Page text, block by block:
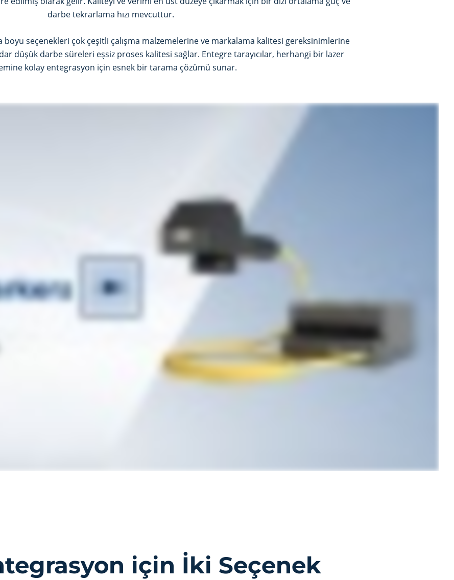
darbe tekrarlama hızı mevcuttur.
boyu seçenekleri çok çeşitli çalışma malzemelerine ve markalama kalitesi gereksinimlerine
düşük darbe süreleri eşsiz proses kalitesi sağlar. Entegre tarayıcılar, herhangi bir lazer
kolay entegrasyon için esnek bir tarama çözümü sunar.
için İki Seçenek